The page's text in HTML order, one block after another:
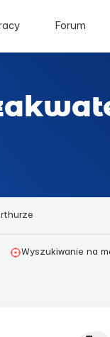
Forum
Wyszukiwanie na